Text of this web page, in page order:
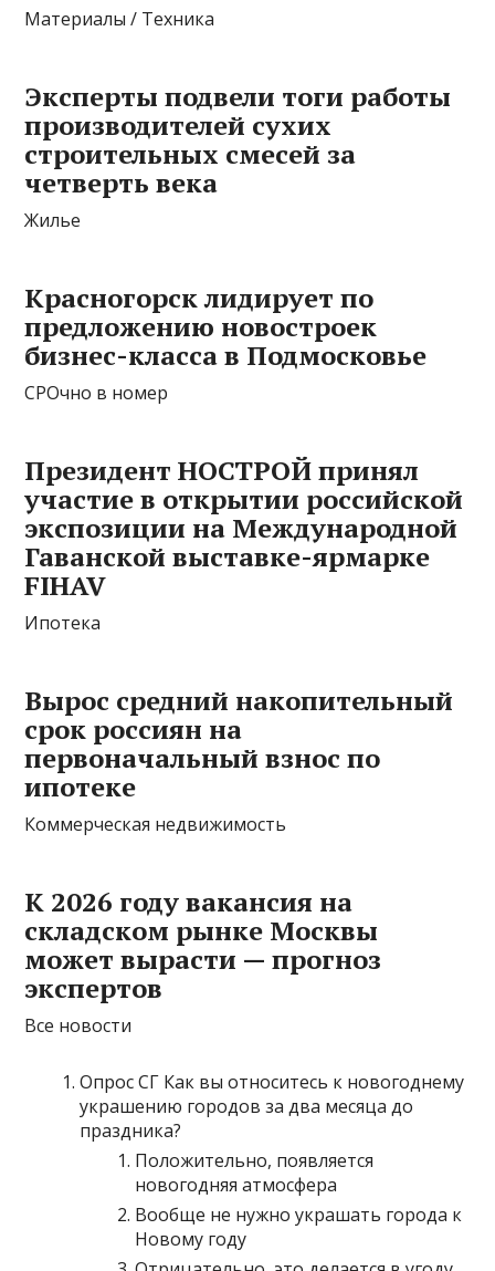
Материалы / Техника
Эксперты подвели тоги работы
производителей сухих
строительных смесей за
четверть века
Жилье
Красногорск лидирует по
предложению новостроек
бизнес-класса в Подмосковье
СРОчно в номер
Президент НОСТРОЙ принял
участие в открытии российской
экспозиции на Международной
Гаванской выставке-ярмарке
FIHAV
Ипотека
Вырос средний накопительный
срок россиян на
первоначальный взнос по
ипотеке
Коммерческая недвижимость
К 2026 году вакансия на
складском рынке Москвы
может вырасти — прогноз
экспертов
Все новости
Опрос СГ Как вы относитесь к новогоднему
украшению городов за два месяца до
праздника?
Положительно, появляется
новогодняя атмосфера
Вообще не нужно украшать города к
Новому году